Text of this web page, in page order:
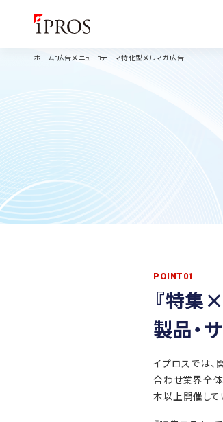
ホーム 広告メニュー テーマ特化型メルマガ広告
POINT01
『特集
製品・
イプロスでは
合わせ業界全
本以上開催して